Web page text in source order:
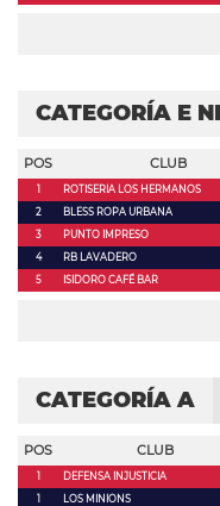
CATEGORÍA E
POS CLUB
1 ROTISERIA LOS HERMANOS
2
BLESS ROPA URBANA
3
PUNTO IMPRESO
4
RB LAVADERO
5
ISIDORO CAFÉ BAR
CATEGORÍA A
POS CLUB
1 DEFENSA INJUSTICIA
1
LOS MINIONS